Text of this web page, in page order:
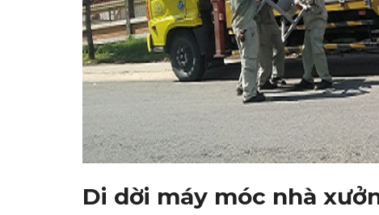
Di dời máy móc nhà